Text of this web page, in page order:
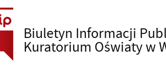
Biuletyn Informacji
Kuratorium Oświaty w
Szukaj